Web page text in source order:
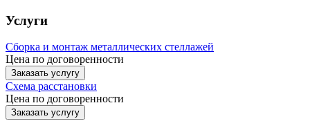
Услуги
Сборка и монтаж металлических стеллажей
Цена по договоренности
Заказать услугу
Схема расстановки
Цена по договоренности
Заказать услугу